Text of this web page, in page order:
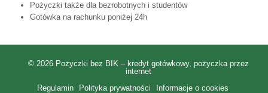
Pożyczki także dla bezrobotnych i studentów
Gotówka na rachunku poniżej 24h
© 2026 Pożyczki bez BIK – kredyt gotówkowy, pożyczka przez
internet
Regulamin
Polityka prywatności Informacje o cookies